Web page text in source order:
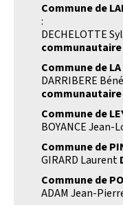
Commune de
:
DECHELOTTE
communautaire
Commune de LA
DARRIBERE
communautaire
Commune de
BOYANCE Jean-
Commune de
GIRARD Laurent
Commune de
ADAM Jean-